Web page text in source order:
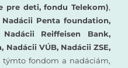
pre deti, fondu Telekom),
Nadácii Penta foundation,
Reiffeisen Bank,
Nadácii VÚB, Nadácii ZSE,
týmto fondom a nadáciám,